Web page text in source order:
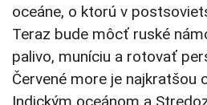
oceáne, o ktorú v
Teraz bude môcť ruské
palivo, muníciu a rotovať
Červené more je najkratšou